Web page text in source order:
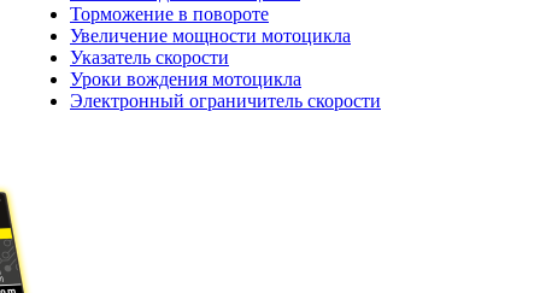
Торможение в повороте
Увеличение мощности мотоцикла
Указатель скорости
Уроки вождения мотоцикла
Электронный ограничитель скорости